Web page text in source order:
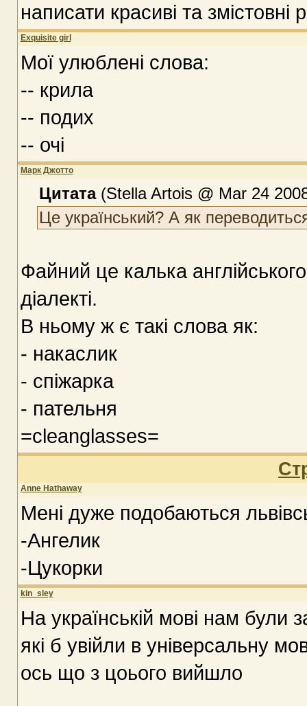
написати красиві та змістовні
Exquisite girl
Мої улюблені слова:
-- крила
-- подих
-- очі
Марк Джотто
Цитата(Stella Artois @ Mar 24
Це український? А як
Файний це калька
діалекті.
В ньому ж є такі слова як:
- накаслик
- спіжарка
- пательня
=cleanglasses=
Anne Hathaway
Мені дуже подобаються
-Ангелик
-Цукорки
kin_sley
На українській мові нам були
які б увійли в універсальну
ось що з цоього вийшло